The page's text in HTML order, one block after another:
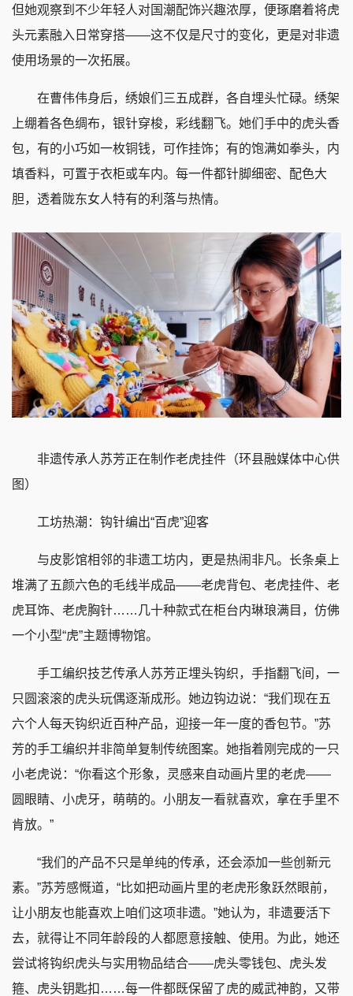
但她观察到不少年轻人对国潮配饰兴趣浓厚，便琢磨着将虎
头元素融入日常穿搭——这不仅是尺寸的变化，更是对非遗
使用场景的一次拓展。
在曹伟伟身后，绣娘们三五成群，各自埋头忙碌。绣架
上绷着各色绸布，银针穿梭，彩线翻飞。她们手中的虎头香
包，有的小巧如一枚铜钱，可作挂饰；有的饱满如拳头，内
填香料，可置于衣柜或车内。每一件都针脚细密、配色大
胆，透着陇东女人特有的利落与热情。
非遗传承人苏芳正在制作老虎挂件（环县融媒体中心供
图）
工坊热潮：钩针编出“百虎”迎客
与皮影馆相邻的非遗工坊内，更是热闹非凡。长条桌上
堆满了五颜六色的毛线半成品——老虎背包、老虎挂件、老
虎耳饰、老虎胸针……几十种款式在柜台内琳琅满目，仿佛
一个小型“虎”主题博物馆。
手工编织技艺传承人苏芳正埋头钩织，手指翻飞间，一
只圆滚滚的虎头玩偶逐渐成形。她边钩边说：“我们现在五
六个人每天钩织近百种产品，迎接一年一度的香包节。”苏
芳的手工编织并非简单复制传统图案。她指着刚完成的一只
小老虎说：“你看这个形象，灵感来自动画片里的老虎——
圆眼睛、小虎牙，萌萌的。小朋友一看就喜欢，拿在手里不
肯放。”
“我们的产品不只是单纯的传承，还会添加一些创新元
素。”苏芳感慨道，“比如把动画片里的老虎形象跃然眼前，
让小朋友也能喜欢上咱们这项非遗。”她认为，非遗要活下
去，就得让不同年龄段的人都愿意接触、使用。为此，她还
尝试将钩织虎头与实用物品结合——虎头零钱包、虎头发
箍、虎头钥匙扣……每一件都既保留了虎的威武神韵，又带